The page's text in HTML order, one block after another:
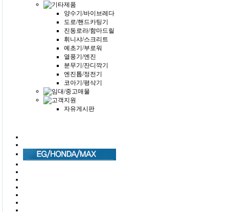
양수기/바이브레다
도로/핸드카팅기
진동로라/함마드릴
휘니샤/스크리트
예초기/부로워
열풍기/엔진
분무기/잔디깍기
엔진톱/정전기
코아기/평삭기
자유게시판